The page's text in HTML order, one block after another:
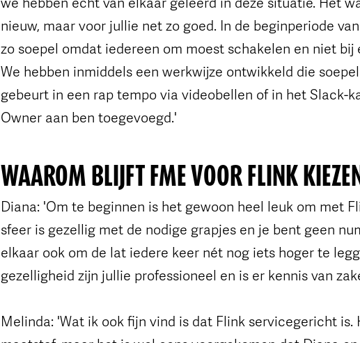
nieuw, maar voor jullie net zo goed. In de beginperiode
zo soepel omdat iedereen om moest schakelen en niet
We hebben inmiddels een werkwijze ontwikkeld die
gebeurt in een rap tempo via videobellen of in het Slack-
Owner aan ben toegevoegd.'
WAAROM BLIJFT FME VOOR FLINK
Diana: 'Om te beginnen is het gewoon heel leuk om met
sfeer is gezellig met de nodige grapjes en je bent geen
elkaar ook om de lat iedere keer nét nog iets hoger te
gezelligheid zijn jullie professioneel en is er kennis van
Melinda: 'Wat ik ook fijn vind is dat Flink servicegericht is.